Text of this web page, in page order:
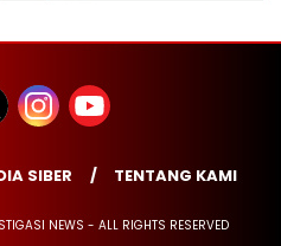
SIBER TENTANG KAMI
NEWS - ALL RIGHTS RESERVED